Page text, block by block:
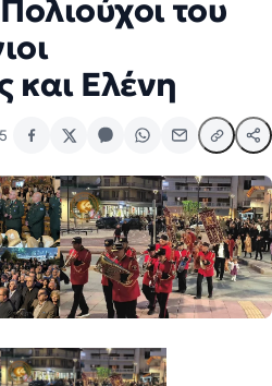
του
και Ελένη